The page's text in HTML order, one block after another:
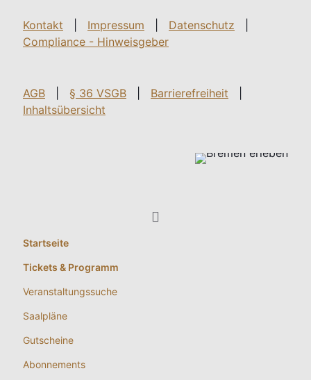
Kontakt Impressum Datenschutz
Compliance - Hinweisgeber
AGB § 36 VSGB Barrierefreiheit
Inhaltsübersicht
Startseite
Tickets & Programm
Veranstaltungssuche
Saalpläne
Gutscheine
Abonnements